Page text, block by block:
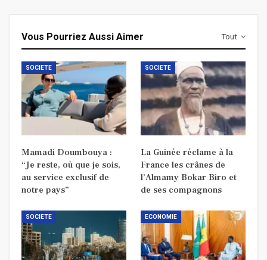
Tout
Vous Pourriez Aussi Aimer
SOCIETE
Mamadi Doumbouya :
“Je reste, où que je sois,
au service exclusif de
notre pays”
SOCIETE
La Guinée réclame à la
France les crânes de
l’Almamy Bokar Biro et
de ses compagnons
SOCIETE ECONOMIE